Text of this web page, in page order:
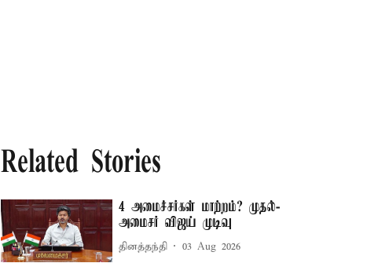
Related Stories
4 அமைச்சர்கள் மாற்றம்? முதல்-
அமைசர் விஜய் முடிவு
தினத்தந்தி 03 Aug 2026